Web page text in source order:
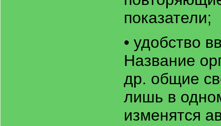
показатели;
• удобство
Название
др. общие
лишь в
изменятся